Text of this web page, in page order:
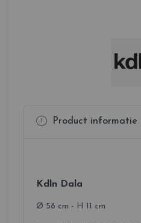
Product informatie
Kdln Dala
Ø 58 cm - H 11 cm